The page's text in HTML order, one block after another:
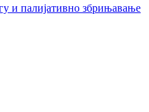
и палијативно збрињавање